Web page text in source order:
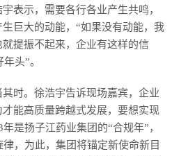
表示，需要各行各业产生共鸣，
巨大的动能，“如果没有动能，我
提振不起来，企业有这样的信
头”。
时。徐浩宇告诉现场嘉宾，企业
能高质量跨越式发展，要想实现
是扬子江药业集团的“合规年”，
，为此，集团将锚定新使命新目